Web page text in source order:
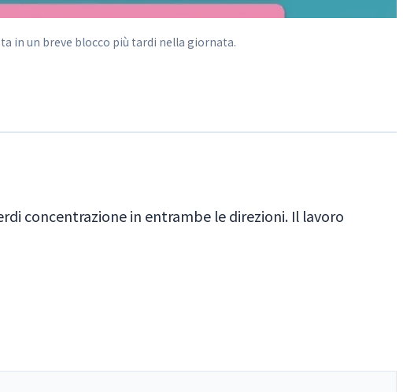
in un breve blocco più tardi nella giornata.
concentrazione in entrambe le direzioni. Il lavoro